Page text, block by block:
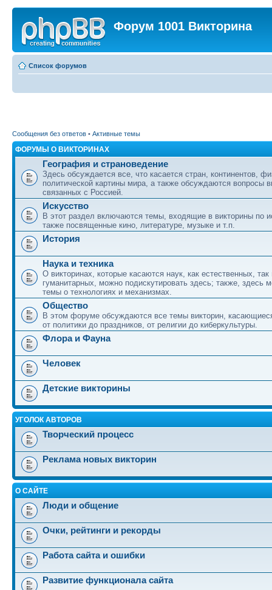
Форум 1001 Викторина
Список форумов
Сообщения без ответов • Активные темы
ФОРУМЫ О ВИКТОРИНАХ
География и страноведение
Здесь обсуждается все, что касается стран, континентов,
политической картины мира, а также обсуждаются вопросы
связанных с Россией.
Искусство
В этот раздел включаются темы, входящие в викторины по
также посвященные кино, литературе, музыке и т.п.
История
Наука и техника
О викторинах, которые касаются наук, как естественных, так
гуманитарных, можно подискутировать здесь; также, здесь
темы о технологиях и механизмах.
Общество
В этом форуме обсуждаются все темы викторин,
от политики до праздников, от религии до киберкультуры.
Флора и Фауна
Человек
Детские викторины
УГОЛОК АВТОРОВ
Творческий процесс
Реклама новых викторин
О САЙТЕ
Люди и общение
Очки, рейтинги и рекорды
Работа сайта и ошибки
Развитие функционала сайта